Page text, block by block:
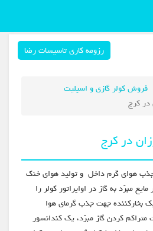
رزومه کاری تاسیسات رضا
فروش کولر گازی و اسپلیت
در کرج
در کرج
جذب هوای گرم داخل و تولید هوای خنک
مبرّد به گاز در اواپراتور کولر را
بخارکننده جهت جذب گرمای هوا
متراکم کردن گاز مبرّد، یک کندانسور